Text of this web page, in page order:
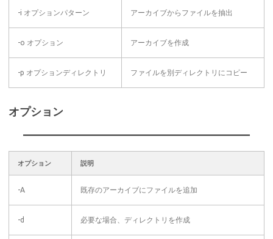
-i オプションパターン アーカイブからファイルを抽出
-o オプション アーカイブを作成
-p オプションディレクトリ ファイルを別ディレクトリにコピー
オプション
オプション 説明
-A 既存のアーカイブにファイルを追加
-d 必要な場合、ディレクトリを作成